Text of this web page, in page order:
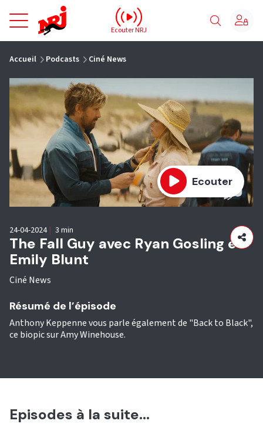
NRJ - Accueil
Ecouter NRJ
Accueil Podcasts Ciné News
Ecouter
The Fall Guy avec Ryan Gosling et
Emily Blunt
Ciné News
24-04-2024 | 3 min
Résumé de l’épisode
Anthony Keppenne vous parle également de "Back to Black",
ce biopic sur Amy Winehouse.
Episodes à la suite...